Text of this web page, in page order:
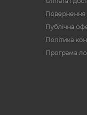
Повернення
Публічна
Політика
Програма